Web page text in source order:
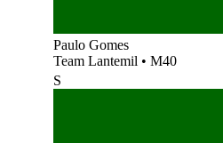
Paulo Gomes
Team Lantemil • M40
S